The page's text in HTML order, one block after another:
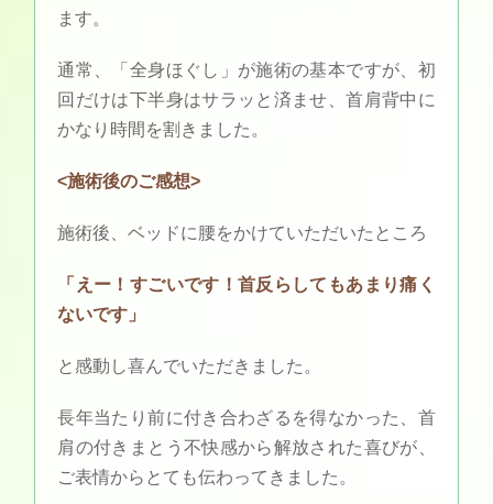
ます。
通常、「全身ほぐし」が施術の基本ですが、初
回だけは下半身はサラッと済ませ、首肩背中に
かなり時間を割きました。
<施術後のご感想>
施術後、ベッドに腰をかけていただいたところ
「えー！すごいです！首反らしてもあまり痛く
ないです」
と感動し喜んでいただきました。
長年当たり前に付き合わざるを得なかった、首
肩の付きまとう不快感から解放された喜びが、
ご表情からとても伝わってきました。